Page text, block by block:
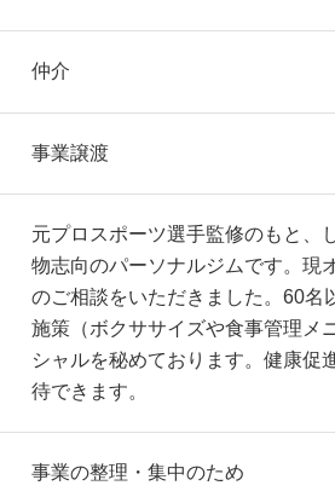
仲介
事業譲渡
元プロスポーツ選手監修のもと、
物志向のパーソナルジムです。現
のご相談をいただきました。60名
施策（ボクササイズや食事管理メ
シャルを秘めております。健康促
待できます。
事業の整理・集中のため